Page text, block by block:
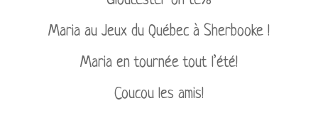
Maria au Jeux du Québec à Sherbooke !
Maria en tournée tout l’été!
Coucou les amis!